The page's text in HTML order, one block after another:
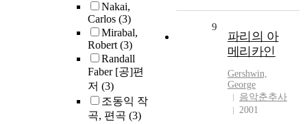
Nakai,
Carlos (3)
Mirabal,
Robert(3)
Randall
Faber [공]편
저 (3)
조동익 작
곡, 편곡 (3)
9
파리의 아
메리카인
Gershwin,
George
음악춘추사
2001